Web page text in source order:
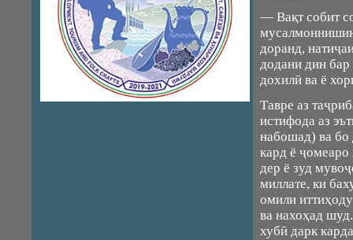
— Вақт собит
доранд,
додани дин
дохилӣ ва ё
Тавре аз
истифода аз
набошад) ва бо
кард ё ҷомеаро
дер ё зуд
миллате, ки
омили
ва нахоҳад
хубӣ дарк